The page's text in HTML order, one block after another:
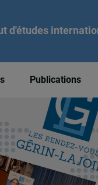
d'études
Publications